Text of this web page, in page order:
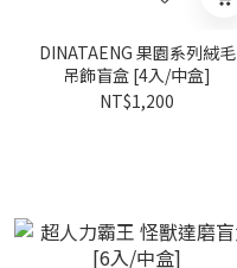
DINATAENG 果園系列絨毛
吊飾盲盒 [4入/中盒]
NT$1,200